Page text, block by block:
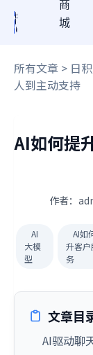
商
城
所有文章 > 日
人到主动支持
AI如何提
作者：
AI
大模
型
AI如
升客户
务
文章目
AI驱动聊